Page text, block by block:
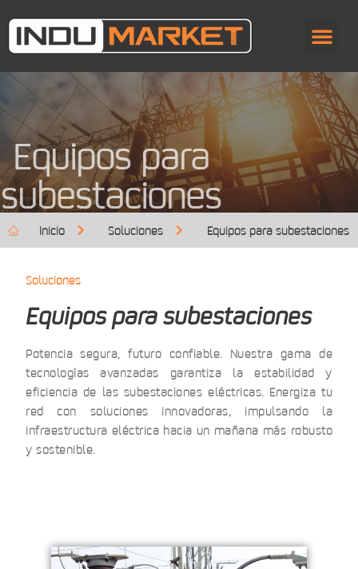
Equipos para
subestaciones
Inicio Soluciones Equipos para subestaciones
Soluciones
Equipos para subestaciones
Potencia segura, futuro confiable. Nuestra gama de
tecnologías avanzadas garantiza la estabilidad y
eficiencia de las subestaciones eléctricas. Energiza tu
red con soluciones innovadoras, impulsando la
infraestructura eléctrica hacia un mañana más robusto
y sostenible.